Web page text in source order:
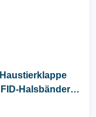
Halsbändern